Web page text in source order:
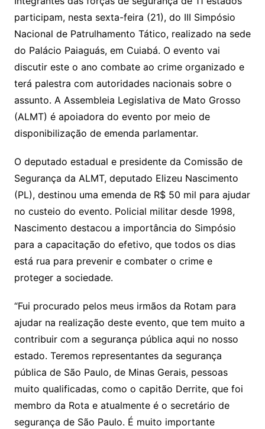
Li
n
k
A
p
p
a
m
dI
n
e
Cl
a
s
sr
m
n
s
s
a
g
e
lo
o
k.
c
o
m
y
p
e
h
o
o
M
ai
l
e
a
d
s
ai
l
ar
e
participam, nesta sexta-feira (21), do III Simpósio
Nacional de Patrulhamento Tático, realizado na sede
do Palácio Paiaguás, em Cuiabá. O evento vai
discutir este o ano combate ao crime organizado e
terá palestra com autoridades nacionais sobre o
assunto. A Assembleia Legislativa de Mato Grosso
(ALMT) é apoiadora do evento por meio de
disponibilização de emenda parlamentar.
O deputado estadual e presidente da Comissão de
Segurança da ALMT, deputado Elizeu Nascimento
(PL), destinou uma emenda de R$ 50 mil para ajudar
no custeio do evento. Policial militar desde 1998,
Nascimento destacou a importância do Simpósio
para a capacitação do efetivo, que todos os dias
está rua para prevenir e combater o crime e
proteger a sociedade.
“Fui procurado pelos meus irmãos da Rotam para
ajudar na realização deste evento, que tem muito a
contribuir com a segurança pública aqui no nosso
estado. Teremos representantes da segurança
pública de São Paulo, de Minas Gerais, pessoas
muito qualificadas, como o capitão Derrite, que foi
membro da Rota e atualmente é o secretário de
segurança de São Paulo. É muito importante